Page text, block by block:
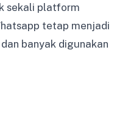
sekali platform
tetap menjadi
banyak digunakan